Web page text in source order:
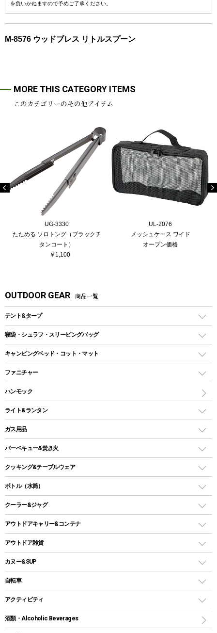
を負いかねますので予めご了承ください。
M-8576 ウッドブレス リトルスプーン
MORE THIS CATEGORY ITEMS
このカテゴリーのその他アイテム
UG-3330
たためる ソロトング（ブラックチ
タンコート）
￥1,100
UL-2076
メッシュケース ワイド
オープン価格
OUTDOOR GEAR 商品一覧
テント&タープ
テント
ツールームテント
ワンポールテント
シェルターテント
ロッジ型・オリジナルテント
タープ
スクエアタープ（レクタタープ）
メッシュタープ
自立式タープ
パラソル
テントアクセサリー
ペグ
グランドシート
ガイドロープ
ツール
寝袋・シュラフ・スリーピングバッグ
レクタングラー型（封筒型）シュラフ
インナーシュラフ
キャンピングベッド・コット・マット
キャンピングベッド・コット
インフレータブルマット
ファニチャー
アウトドアテーブル
レジャーシート
ハンモック
ライト&ランタン
LEDランタン
ガスランタン
オイルランタン
LEDライト
ヘッドライト
キャンドル
ガス用品
ガスバーナー
ガス缶
ガストーチ、ライター
バーベキュー&焚き火
バーベキューコンロ、グリル
焚き火台タイプ（ロースタイル）グリル
卓上タイプグリル
パーティータイプグリル
鉄板、アミ
焚き火台&ストーブ
火起こし
バーベキューツール
クッキング&テーブルウェア
ダッチオーブン
ホットサンドメーカー
クッカーセット
シェラカップ
クッキングツール
ナイフ
ボトル（水筒）
ステンレスボトル
コップ付きタイプ
ワンタッチタイプ
プラスチックボトル
ディズニーボトル
クーラー&ジャグ
クーラーボックス
クーラーバッグ
ウォータージャグ
保冷剤
アウトドアキャリー&コンテナ
アウトドアキャリー
アウトドア雑貨
バックパック&バッグ
リュック、バックパック
トートバッグ、サコッシュ
ショッピングキャリー
カヌー&SUP
インフレータブル
カヤック
自転車
折りたたみ自転車
スポーツサイクル
シティサイクル
アクティビティ
マリン
酒類・Alcoholic Beverages